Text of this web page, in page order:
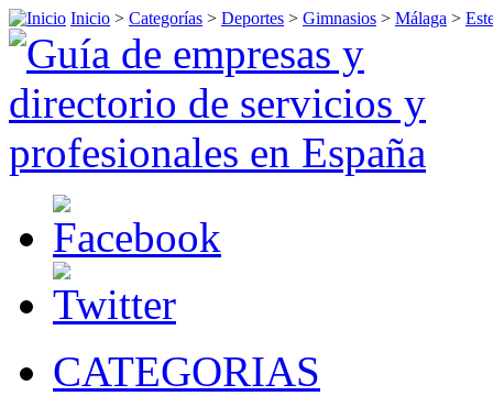
Inicio > Categorías > Deportes > Gimnasios > Málaga >
CATEGORIAS